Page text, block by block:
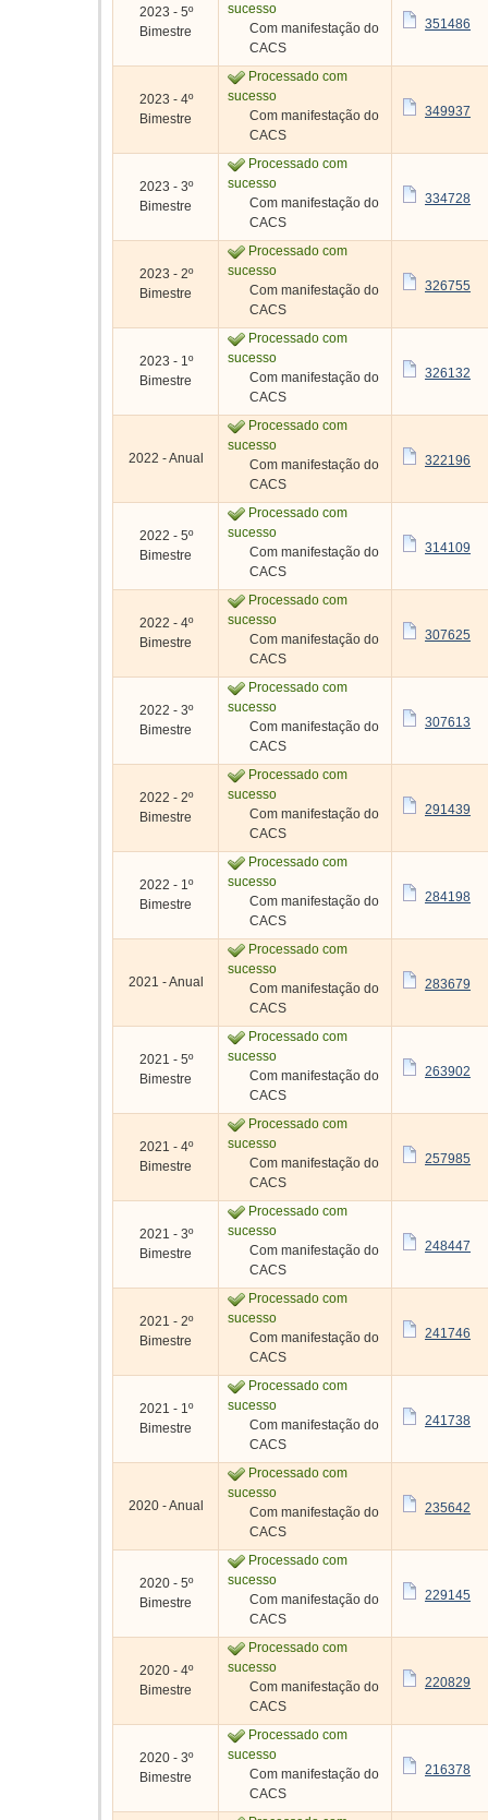
2023 - 5º
Bimestre
sucesso
Com manifestação do
CACS
351486
2023 - 4º
Bimestre
Processado com
sucesso
Com manifestação do
CACS
349937
2023 - 3º
Bimestre
Processado com
sucesso
Com manifestação do
CACS
334728
2023 - 2º
Bimestre
Processado com
sucesso
Com manifestação do
CACS
326755
2023 - 1º
Bimestre
Processado com
sucesso
Com manifestação do
CACS
326132
2022 - Anual
Processado com
sucesso
Com manifestação do
CACS
322196
2022 - 5º
Bimestre
Processado com
sucesso
Com manifestação do
CACS
314109
2022 - 4º
Bimestre
Processado com
sucesso
Com manifestação do
CACS
307625
2022 - 3º
Bimestre
Processado com
sucesso
Com manifestação do
CACS
307613
2022 - 2º
Bimestre
Processado com
sucesso
Com manifestação do
CACS
291439
2022 - 1º
Bimestre
Processado com
sucesso
Com manifestação do
CACS
284198
2021 - Anual
Processado com
sucesso
Com manifestação do
CACS
283679
2021 - 5º
Bimestre
Processado com
sucesso
Com manifestação do
CACS
263902
2021 - 4º
Bimestre
Processado com
sucesso
Com manifestação do
CACS
257985
2021 - 3º
Bimestre
Processado com
sucesso
Com manifestação do
CACS
248447
2021 - 2º
Bimestre
Processado com
sucesso
Com manifestação do
CACS
241746
2021 - 1º
Bimestre
Processado com
sucesso
Com manifestação do
CACS
241738
2020 - Anual
Processado com
sucesso
Com manifestação do
CACS
235642
2020 - 5º
Bimestre
Processado com
sucesso
Com manifestação do
CACS
229145
2020 - 4º
Bimestre
Processado com
sucesso
Com manifestação do
CACS
220829
2020 - 3º
Bimestre
Processado com
sucesso
Com manifestação do
CACS
216378